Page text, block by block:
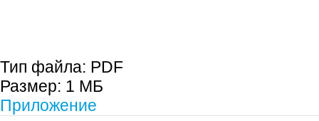
Тип файла: PDF
Размер: 1 МБ
Приложение